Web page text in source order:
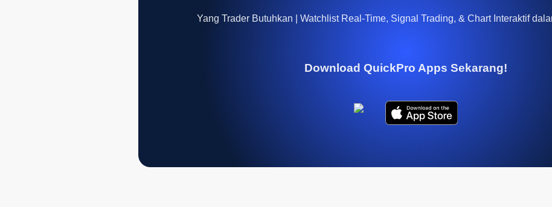
Yang Trader Butuhkan | Watchlist Real-Time, Signal Trading, & Chart Interaktif
Download QuickPro Apps Sekarang!